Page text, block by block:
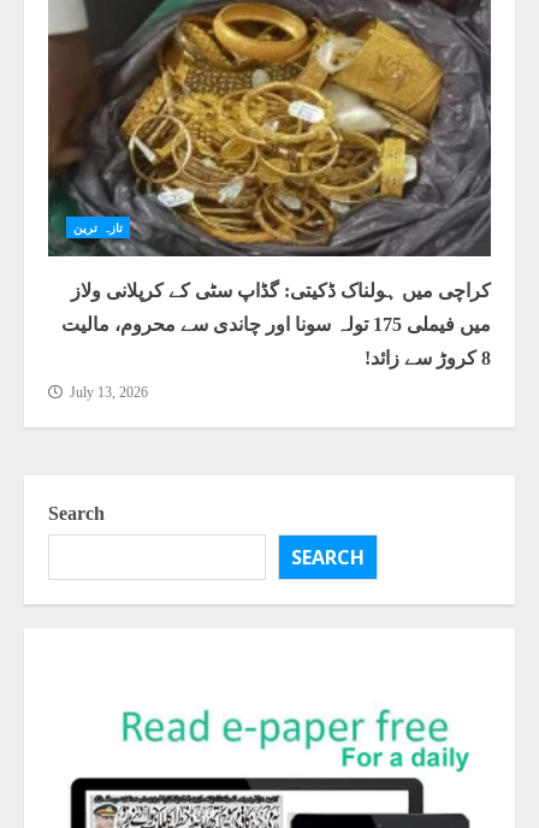
تازہ ترین
کراچی میں ہولناک ڈکیتی: گڈاپ سٹی کے کرپلانی ولاز
میں فیملی 175 تولہ سونا اور چاندی سے محروم، مالیت
8 کروڑ سے زائد!
July 13, 2026
Search
SEARCH